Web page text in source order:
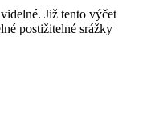
Již tento výčet
postižitelné srážky